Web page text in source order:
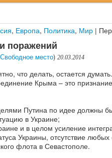
, Европа, Политика, Мир |
поражений
Свободное место) 20.03.2014
что делать, остается
Крыма – это признание
Путина по идее должны
в Украине;
и в целом усиление
Украины, отсутствие
флота в Севастополе.